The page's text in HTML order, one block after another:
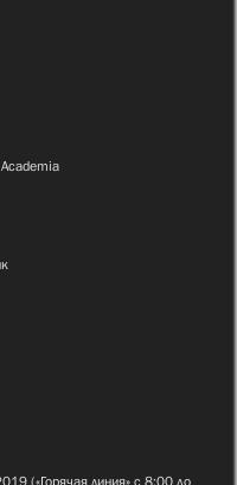
Academia
(«Горячая линия» с 8:00 до